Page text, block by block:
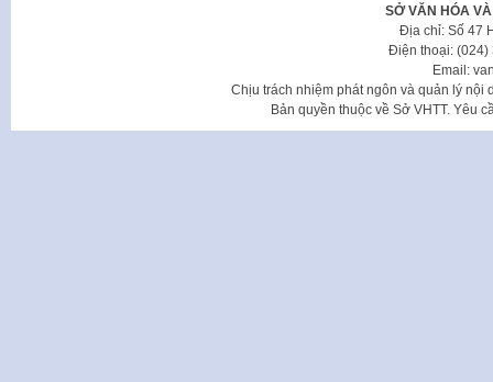
SỞ VĂN HÓA
Địa chỉ: Số 47
Điện thoại: (024)
Email:
Chịu trách nhiệm phát ngôn và quản lý nội
Bản quyền thuộc về Sở VHTT. Yêu